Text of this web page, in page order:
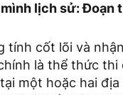
lịch sử: Đoạn
tính cốt lõi và
là thể thức
một hoặc hai